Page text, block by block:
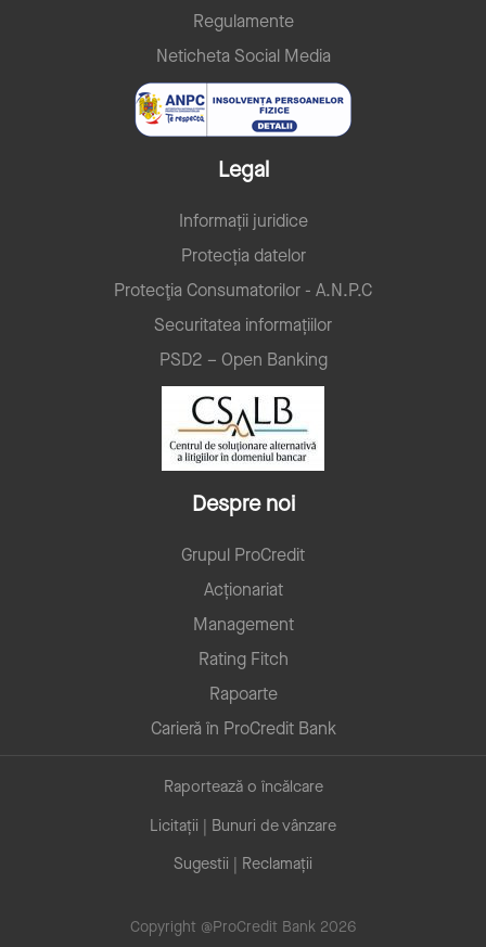
Regulamente
Neticheta Social Media
Legal
Informații juridice
Protecția datelor
Protecţia Consumatorilor - A.N.P.C
Securitatea informațiilor
PSD2 – Open Banking
Despre noi
Grupul ProCredit
Acționariat
Management
Rating Fitch
Rapoarte
Carieră în ProCredit Bank
Copyright @ProCredit Bank 2026
Raportează o încălcare
Licitații | Bunuri de vânzare
Sugestii | Reclamații